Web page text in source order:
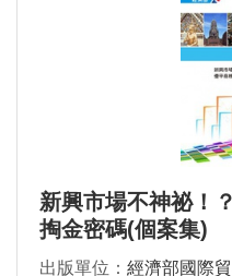
新興市場不神祕！
掏金密碼(個案集)
出版單位： 經濟部國際